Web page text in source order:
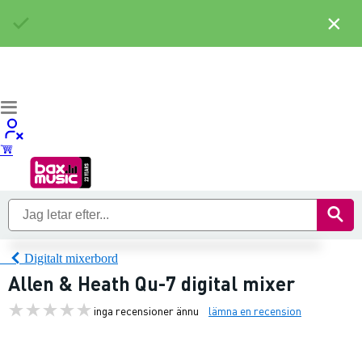
Digitalt mixerbord
Allen & Heath Qu-7 digital mixer
inga recensioner ännu lämna en recension
×